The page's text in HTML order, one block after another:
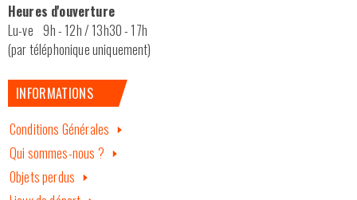
Heures d'ouverture
Lu-ve 9h - 12h / 13h30 - 17h
(par téléphonique uniquement)
INFORMATIONS
Conditions Générales
Qui sommes-nous ?
Objets perdus